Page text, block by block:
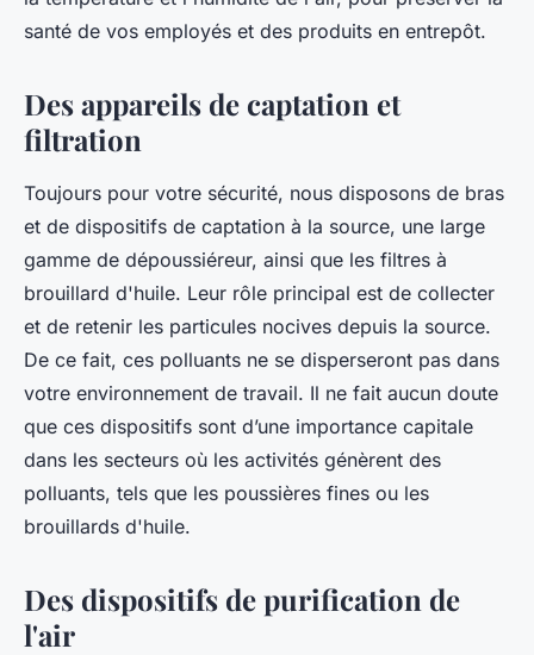
santé de vos employés et des produits en entrepôt.
Des appareils de captation et
filtration
Toujours pour votre sécurité, nous disposons de bras
et de dispositifs de captation à la source, une large
gamme de dépoussiéreur, ainsi que les filtres à
brouillard d'huile. Leur rôle principal est de collecter
et de retenir les particules nocives depuis la source.
De ce fait, ces polluants ne se disperseront pas dans
votre environnement de travail. Il ne fait aucun doute
que ces dispositifs sont d’une importance capitale
dans les secteurs où les activités génèrent des
polluants, tels que les poussières fines ou les
brouillards d'huile.
Des dispositifs de purification de
l'air